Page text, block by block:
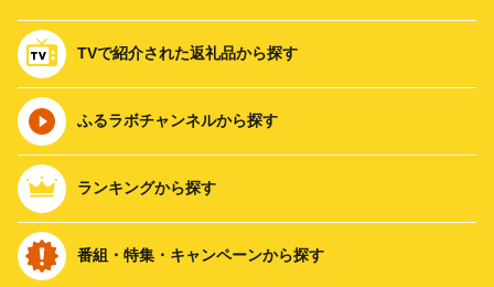
TVで紹介された返礼品から探す
ふるラボチャンネルから探す
ランキングから探す
番組・特集・キャンペーンから探す